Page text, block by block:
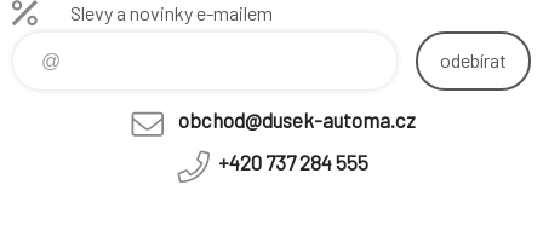
Slevy a novinky e-mailem
odebírat
obchod@dusek-automa.cz
+420 737 284 555